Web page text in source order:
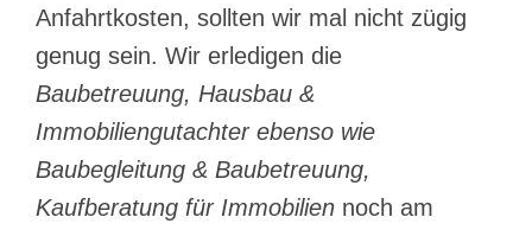
Anfahrtkosten, sollten wir mal nicht zügig
genug sein. Wir erledigen die
Baubetreuung, Hausbau &
Immobiliengutachter ebenso wie
Baubegleitung & Baubetreuung,
Kaufberatung für Immobilien noch am